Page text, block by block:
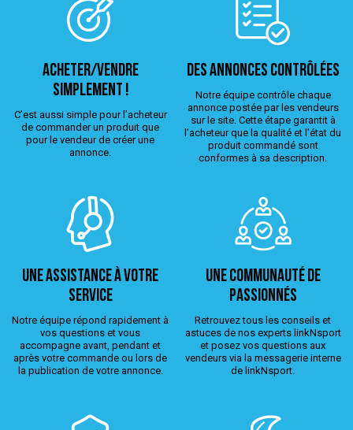
ACHETER/VENDRE
simplement !
C’est aussi simple pour l’acheteur
de commander un produit que
pour le vendeur de créer une
annonce.
Des annonces contrôlées
Notre équipe contrôle chaque
annonce postée par les vendeurs
sur le site. Cette étape garantit à
l’acheteur que la qualité et l’état du
produit commandé sont
conformes à sa description.
Une assistance à votre
service
Notre équipe répond rapidement à
vos questions et vous
accompagne avant, pendant et
après votre commande ou lors de
la publication de votre annonce.
Une Communauté de
passionnés
Retrouvez tous les conseils et
astuces de nos experts linkNsport
et posez vos questions aux
vendeurs via la messagerie interne
de linkNsport.